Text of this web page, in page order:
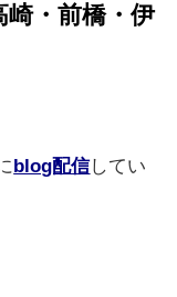
・前橋・伊
blog配信してい